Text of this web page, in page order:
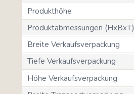
Produkthöhe
Produktabmessungen (HxBxT)
Breite Verkaufsverpackung
Tiefe Verkaufsverpackung
Höhe Verkaufsverpackung